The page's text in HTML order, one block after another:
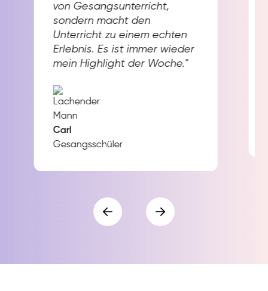
von Gesangsunterricht,
sondern macht den
Unterricht zu einem echten
Erlebnis. Es ist immer wieder
mein Highlight der Woche."
Carl
Gesangsschüler